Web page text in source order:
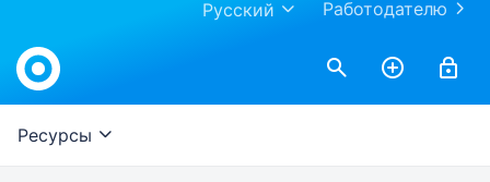
Работодателю
Русский
Ресурсы